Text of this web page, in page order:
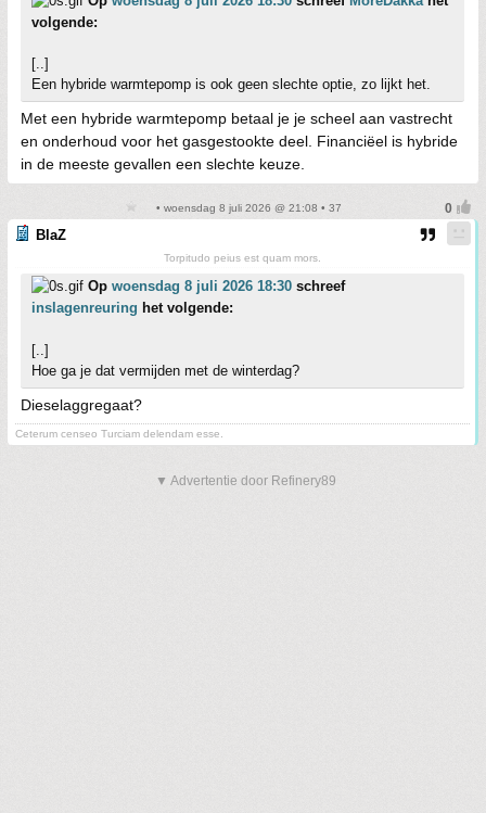
volgende:
[..]
Een hybride warmtepomp is ook geen slechte optie, zo lijkt het.
Met een hybride warmtepomp betaal je je scheel aan vastrecht
en onderhoud voor het gasgestookte deel. Financiëel is hybride
in de meeste gevallen een slechte keuze.
• woensdag 8 juli 2026 @ 21:08 • 37
BlaZ
Torpitudo peius est quam mors.
Op woensdag 8 juli 2026 18:30 schreef
inslagenreuring het volgende:
[..]
Hoe ga je dat vermijden met de winterdag?
Dieselaggregaat?
Ceterum censeo Turciam delendam esse.
▼ Advertentie door Refinery89